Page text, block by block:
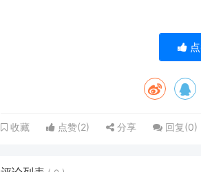
点
收藏 点赞(2) 分享 回复(0)